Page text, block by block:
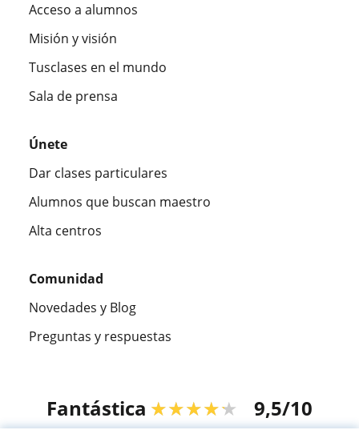
Acceso a alumnos
Misión y visión
Tusclases en el mundo
Sala de prensa
Únete
Dar clases particulares
Alumnos que buscan maestro
Alta centros
Comunidad
Novedades y Blog
Preguntas y respuestas
Fantástica ★★★★★ 9,5/10